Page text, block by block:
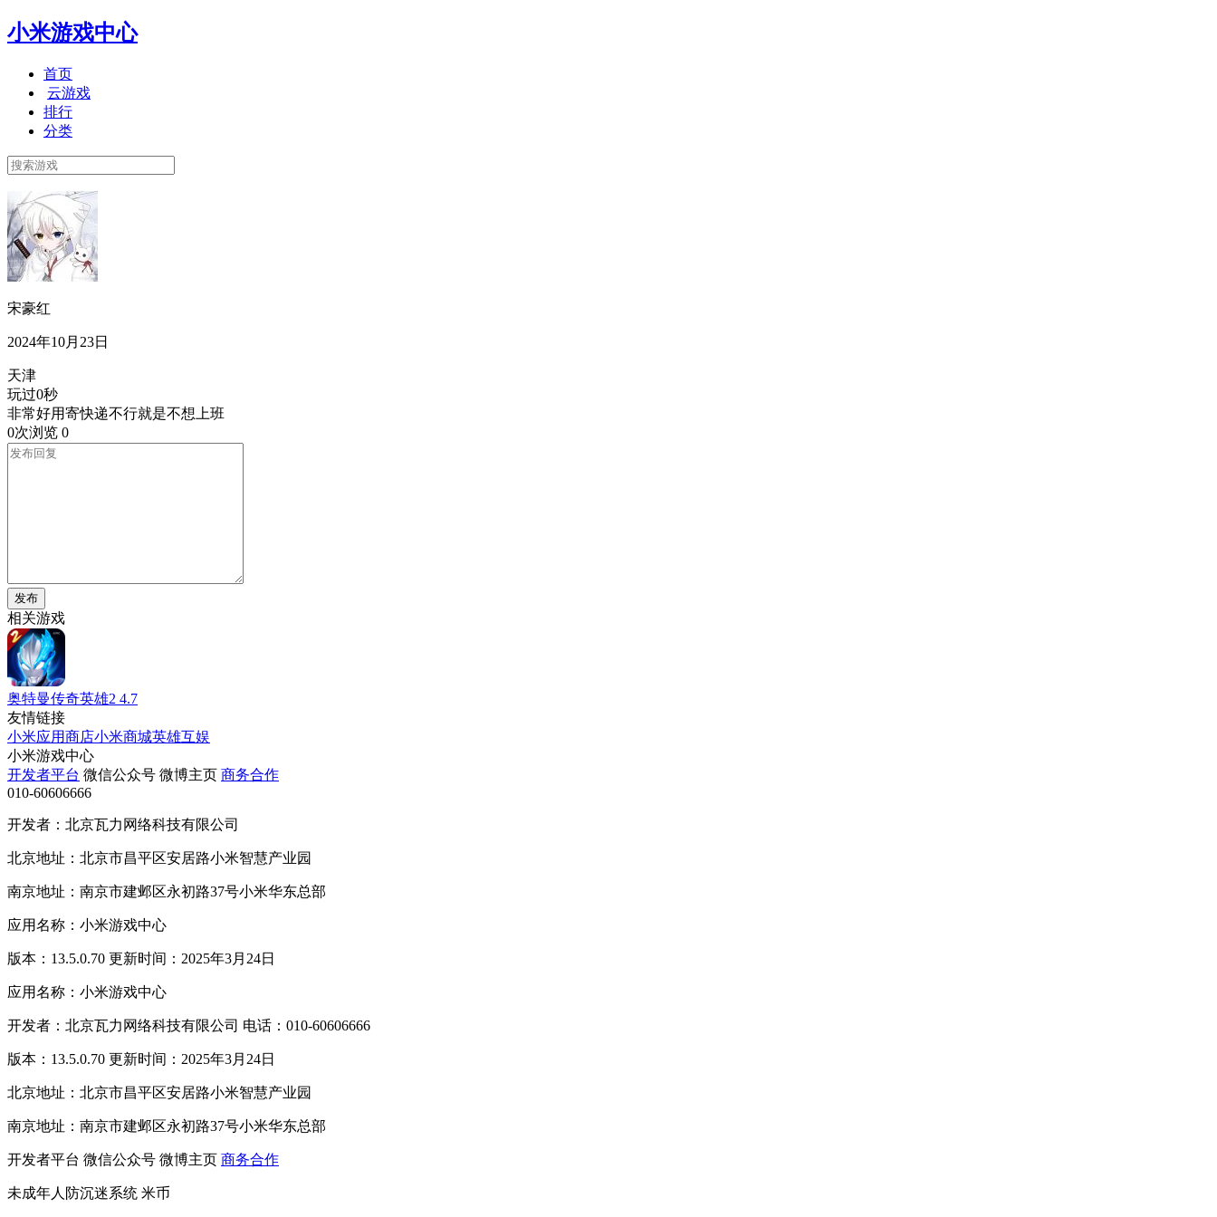
小米游戏中心
首页
云游戏
排行
分类
宋豪红
2024年10月23日
天津
玩过0秒
非常好用寄快递不行就是不想上班
0次浏览 0
发布
相关游戏
奥特曼传奇英雄2 4.7
友情链接
小米应用商店小米商城英雄互娱
小米游戏中心
开发者平台 微信公众号 微博主页 商务合作
010-60606666
开发者：北京瓦力网络科技有限公司
北京地址：北京市昌平区安居路小米智慧产业园
南京地址：南京市建邺区永初路37号小米华东总部
应用名称：小米游戏中心
版本：13.5.0.70 更新时间：2025年3月24日
应用名称：小米游戏中心
开发者：北京瓦力网络科技有限公司 电话：010-60606666
版本：13.5.0.70 更新时间：2025年3月24日
北京地址：北京市昌平区安居路小米智慧产业园
南京地址：南京市建邺区永初路37号小米华东总部
开发者平台 微信公众号 微博主页 商务合作
未成年人防沉迷系统 米币